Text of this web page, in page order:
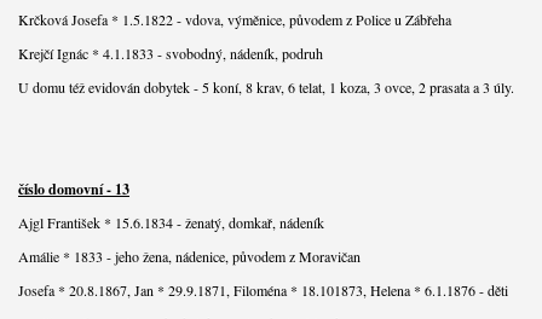
Krčková Josefa * 1.5.1822 - vdova, výměnice, původem z Police u Zábřeha
Krejčí Ignác * 4.1.1833 - svobodný, nádeník, podruh
U domu též evidován dobytek - 5 koní, 8 krav, 6 telat, 1 koza, 3 ovce, 2 prasata a 3 úly.
číslo domovní - 13
Ajgl František * 15.6.1834 - ženatý, domkař, nádeník
Amálie * 1833 - jeho žena, nádenice, původem z Moravičan
Josefa * 20.8.1867, Jan * 29.9.1871, Filoména * 18.101873, Helena * 6.1.1876 - děti